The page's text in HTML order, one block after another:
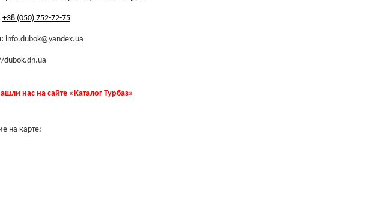
+38 (050) 752-72-75
info.dubok@yandex.ua
dubok.dn.ua
нас на сайте «Каталог Турбаз»
на карте: